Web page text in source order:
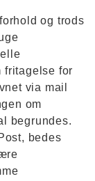
og trods
fritagelse for
via mail
om
begrundes.
bedes